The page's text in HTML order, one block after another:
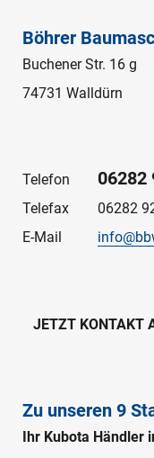
Böhrer
Buchener Str. 16 g
74731 Walldürn
Telefon 06282
Telefax
06282
E-Mail
JETZT KONTAKT
Zu unseren 9
Ihr Kubota Händler